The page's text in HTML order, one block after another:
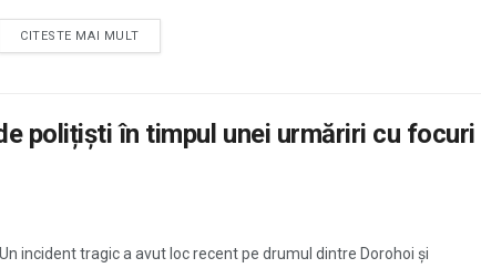
CITESTE MAI MULT
polițiști în timpul unei urmăriri cu focuri
Un incident tragic a avut loc recent pe drumul dintre Dorohoi și